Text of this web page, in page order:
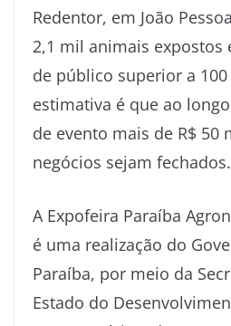
Redentor, em João
2,1 mil animais expostos
de público superior a
estimativa é que ao
de evento mais de R$ 50
negócios sejam fechados.
A Expofeira Paraíba
é uma realização do
Paraíba, por meio da
Estado do